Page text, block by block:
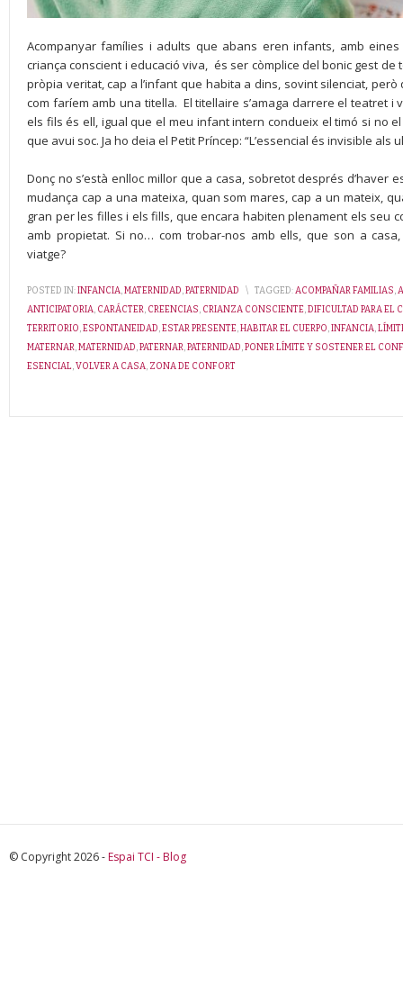
Acompanyar famílies i adults que abans eren infants, amb
criança conscient i educació viva, és ser còmplice del bonic gest
pròpia veritat, cap a l’infant que habita a dins, sovint silenciat,
com faríem amb una titella. El titellaire s’amaga darrere el teatret i
els fils és ell, igual que el meu infant intern condueix el timó si no
que avui soc. Ja ho deia el Petit Príncep: “L’essencial és invisible als
Donç no s’està enlloc millor que a casa, sobretot després
mudança cap a una mateixa, quan som mares, cap a un mateix,
gran per les filles i els fills, que encara habiten plenament els seu
amb propietat. Si no… com trobar-nos amb ells, que son a
viatge?
POSTED IN:INFANCIA,MATERNIDAD,PATERNIDAD \ TAGGED:ACOMPAÑAR FAMILIAS,
ANTICIPATORIA, CARÁCTER, CREENCIAS, CRIANZA CONSCIENTE,DIFICULTAD PARA EL
TERRITORIO,ESPONTANEIDAD,ESTAR PRESENTE,HABITAR EL CUERPO,INFANCIA,
MATERNAR,MATERNIDAD,PATERNAR,PATERNIDAD,PONER LÍMITE Y SOSTENER EL
ESENCIAL,VOLVER A CASA, ZONA DE CONFORT
© Copyright 2026 - Espai TCI - Blog